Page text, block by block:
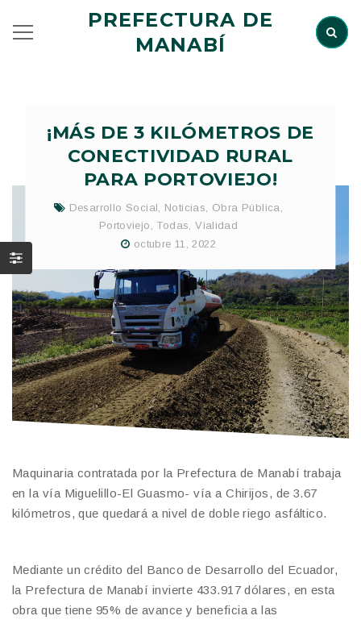
PREFECTURA DE
MANABÍ
¡MÁS DE 3 KILÓMETROS DE
CONECTIVIDAD RURAL
PARA PORTOVIEJO!
Desarrollo Social, Noticias, Obra Pública,
Portoviejo , Todas,Vialidad
octubre 11, 2022
Maquinaria contratada por la Prefectura de Manabí trabaja
en la vía Miguelillo-El Guasmo- vía a Chirijos, de 3.67
kilómetros, que quedará a nivel de doble riego asfáltico.
Mediante un crédito del Banco de Desarrollo del Ecuador,
la Prefectura de Manabí invierte 433.917 dólares, en esta
obra que tiene 95% de avance y beneficia a las